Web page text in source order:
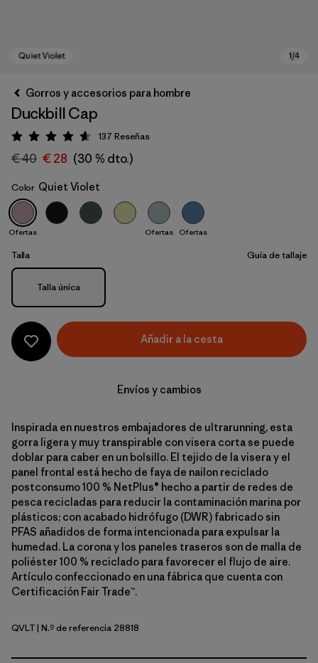
Quiet Violet
Gorros y accesorios para hombre
Duckbill Cap
Puntuación: 4.6 / 5
137 Reseñas
€ 40 € 28 (30 % dto.)
Color Quiet Violet
Ofertas Ofertas Ofertas
Talla Guía de tallaje
Talla
Talla única
Añadir a la cesta
Envíos y cambios
Inspirada en nuestros embajadores de ultrarunning, esta
gorra ligera y muy transpirable con visera corta se puede
doblar para caber en un bolsillo. El tejido de la visera y el
panel frontal está hecho de faya de nailon reciclado
postconsumo 100 % NetPlus® hecho a partir de redes de
pesca recicladas para reducir la contaminación marina por
plásticos; con acabado hidrófugo (DWR) fabricado sin
PFAS añadidos de forma intencionada para expulsar la
humedad. La corona y los paneles traseros son de malla de
poliéster 100 % reciclado para favorecer el flujo de aire.
Artículo confeccionado en una fábrica que cuenta con
Certificación Fair Trade™.
Quiet Violet
QVLT| N.º de referencia 28818